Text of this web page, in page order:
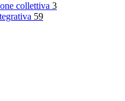
collettiva 3
59